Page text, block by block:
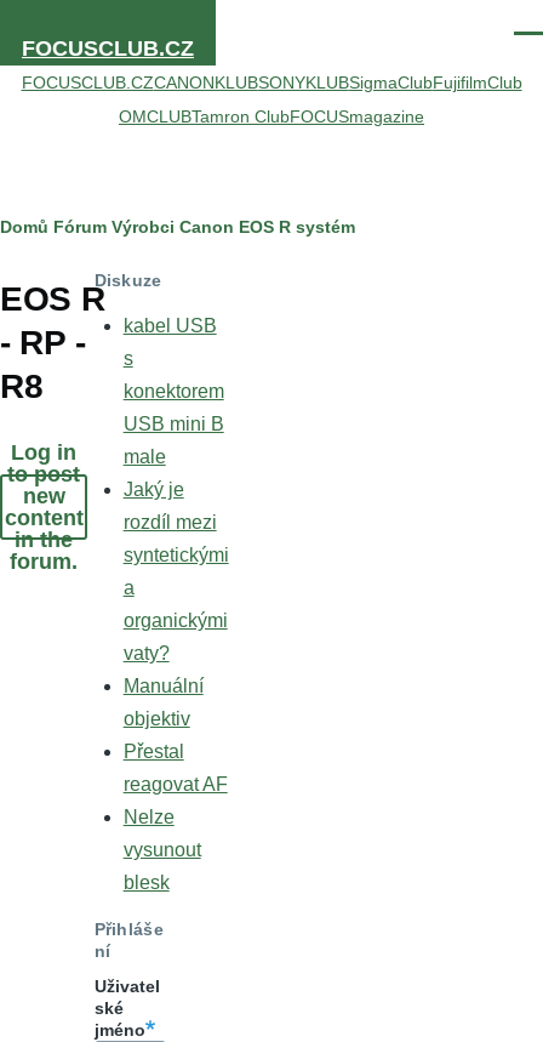
FOCUSCLUB.CZ
FOCUSCLUB.CZCANONKLUBSONYKLUBSigmaClubFujifilmClub
OMCLUBTamron ClubFOCUSmagazine
Drobečková
navigace
Domů Fórum Výrobci Canon EOS R systém
EOS R
- RP -
R8
Log in
to post
new
content
in the
forum.
Diskuze
kabel USB
s
konektorem
USB mini B
male
Jaký je
rozdíl mezi
syntetickými
a
organickými
vaty?
Manuální
objektiv
Přestal
reagovat AF
Nelze
vysunout
blesk
Přihláše
ní
Uživatel
ské
jméno